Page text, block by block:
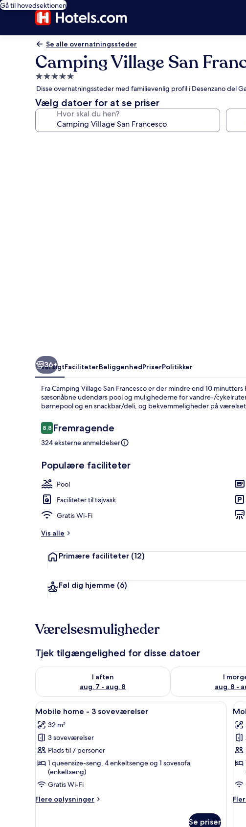
Gå til hovedsektionen
Se alle overnatningssteder
Camping Village San
5.0-
stjernet
overnatningssted
Disse overnatningssteder med familievenlig profil i Desenzano del
Vælg datoer for at se priser
Hvor skal du hen?
36+
OversigtFaciliteterBeliggenhedPriserPolitikker
Fra Camping Village San Francesco er der mindre end 10
sæsonåbne udendørs pool og mulighederne for vandre-/
børnepool og en snackbar/deli, og bekvemmeligheder på
Anmeldelser
8,88,8 ud af 10.
Fremragende
324 eksterne anmeldelser
Populære faciliteter
Pool
Faciliteter til tøjvask
Gratis Wi-Fi
Vis alle
Primære faciliteter (12)
Føl dig hjemme (6)
Værelsesmuligheder
Tjek tilgængelighed for disse datoer
I aften
aug. 7 - aug. 8
Tjek tilgængelighed for i aften aug. 7 - aug. 8
I
aug. 8 -
Tjek tilgængelighed
Indlæs
alle
billeder
af
Mobile
home
3
soveværelser
Et soveværelse med et ternet
14
Mobile home - 3 soveværelser
32 m²
3 soveværelser
Plads til 7 personer
1 queensize-seng, 4 enkeltsenge og 1 sovesofa
(enkeltseng)
Gratis Wi-Fi
Flere oplysninger
Flere
Se priser
af
2